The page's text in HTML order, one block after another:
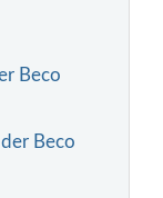
Beco
Beco